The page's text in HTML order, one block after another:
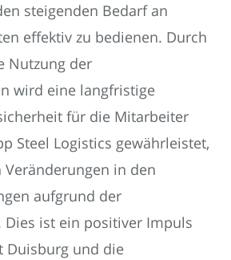
steigenden Bedarf an
effektiv zu bedienen. Durch
Nutzung der
wird eine langfristige
für die Mitarbeiter
Steel Logistics gewährleistet,
in den
aufgrund der
ist ein positiver Impuls
Duisburg und die